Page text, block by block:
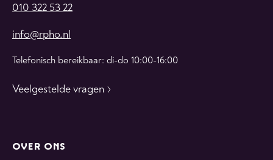
010 322 53 22
info@rpho.nl
Telefonisch bereikbaar: di-do 10:00-16:00
Veelgestelde vragen
OVER ONS